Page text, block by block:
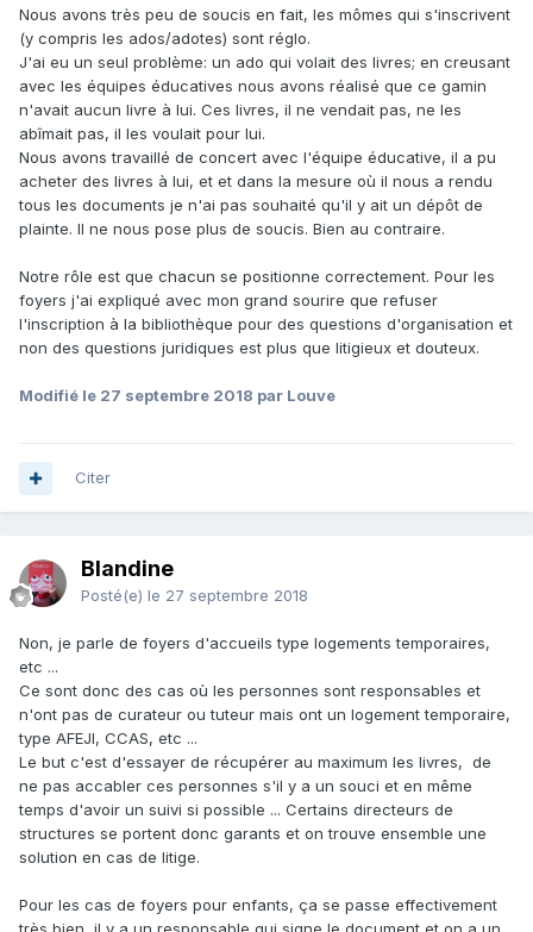
Nous avons très peu de soucis en fait, les mômes qui s'inscrivent
(y compris les ados/adotes) sont réglo.
J'ai eu un seul problème: un ado qui volait des livres; en creusant
avec les équipes éducatives nous avons réalisé que ce gamin
n'avait aucun livre à lui. Ces livres, il ne vendait pas, ne les
abîmait pas, il les voulait pour lui.
Nous avons travaillé de concert avec l'équipe éducative, il a pu
acheter des livres à lui, et et dans la mesure où il nous a rendu
tous les documents je n'ai pas souhaité qu'il y ait un dépôt de
plainte. Il ne nous pose plus de soucis. Bien au contraire.
Notre rôle est que chacun se positionne correctement. Pour les
foyers j'ai expliqué avec mon grand sourire que refuser
l'inscription à la bibliothèque pour des questions d'organisation et
non des questions juridiques est plus que litigieux et douteux.
Modifié le 27 septembre 2018 par Louve
Citer
Blandine
Posté(e) le 27 septembre 2018
Non, je parle de foyers d'accueils type logements temporaires,
etc ...
Ce sont donc des cas où les personnes sont responsables et
n'ont pas de curateur ou tuteur mais ont un logement temporaire,
type AFEJI, CCAS, etc ...
Le but c'est d'essayer de récupérer au maximum les livres, de
ne pas accabler ces personnes s'il y a un souci et en même
temps d'avoir un suivi si possible ... Certains directeurs de
structures se portent donc garants et on trouve ensemble une
solution en cas de litige.
Pour les cas de foyers pour enfants, ça se passe effectivement